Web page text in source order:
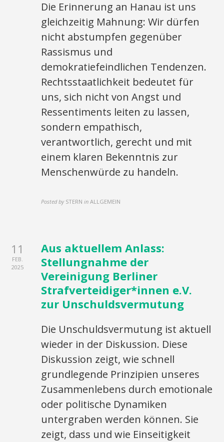
Die Erinnerung an Hanau ist uns
gleichzeitig Mahnung: Wir dürfen
nicht abstumpfen gegenüber
Rassismus und
demokratiefeindlichen Tendenzen.
Rechtsstaatlichkeit bedeutet für
uns, sich nicht von Angst und
Ressentiments leiten zu lassen,
sondern empathisch,
verantwortlich, gerecht und mit
einem klaren Bekenntnis zur
Menschenwürde zu handeln.
Posted by STERN in ALLGEMEIN
11
FEB.
2025
Aus aktuellem Anlass:
Stellungnahme der
Vereinigung Berliner
Strafverteidiger*innen e.V.
zur Unschuldsvermutung
Die Unschuldsvermutung ist aktuell
wieder in der Diskussion. Diese
Diskussion zeigt, wie schnell
grundlegende Prinzipien unseres
Zusammenlebens durch emotionale
oder politische Dynamiken
untergraben werden können. Sie
zeigt, dass und wie Einseitigkeit